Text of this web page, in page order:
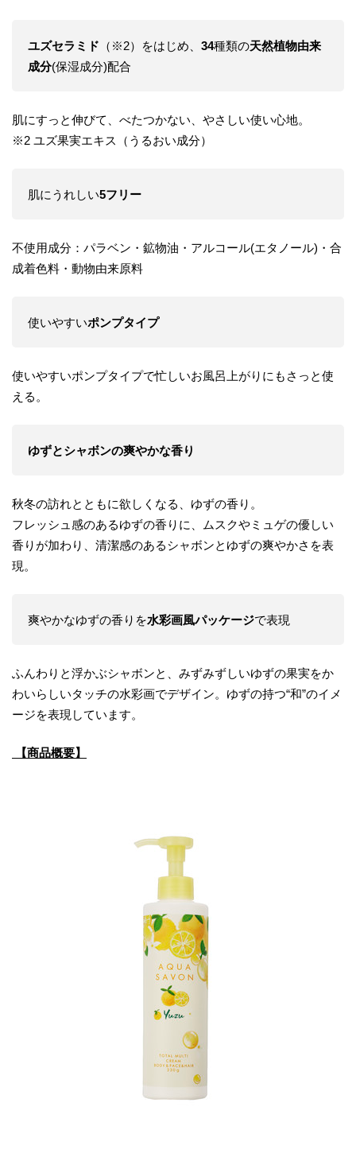
ユズセラミド （※2）をはじめ、 34種類の天然植物由来
成分(保湿成分)配合
肌にすっと伸びて、べたつかない、やさしい使い心地。
※2 ユズ果実エキス（うるおい成分）
肌にうれしい5フリー
不使用成分：パラベン・鉱物油・アルコール(エタノール)・合
成着色料・動物由来原料
使いやすいポンプタイプ
使いやすいポンプタイプで忙しいお風呂上がりにもさっと使
える。
ゆずとシャボンの爽やかな香り
秋冬の訪れとともに欲しくなる、ゆずの香り。
フレッシュ感のあるゆずの香りに、ムスクやミュゲの優しい
香りが加わり、清潔感のあるシャボンとゆずの爽やかさを表
現。
爽やかなゆずの香りを水彩画風パッケージで表現
ふんわりと浮かぶシャボンと、みずみずしいゆずの果実をか
わいらしいタッチの水彩画でデザイン。ゆずの持つ“和”のイメ
ージを表現しています。
【商品概要】